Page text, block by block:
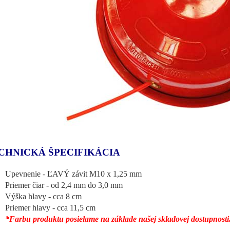
ŠPECIFIKÁCIA
Upevnenie - ĽAVÝ závit M10 x 1,25 mm
Priemer čiar - od 2,4 mm do 3,0 mm
Výška hlavy - cca 8 cm
Priemer hlavy - cca 11,5 cm
*Farbu produktu posielame na základe našej skladovej